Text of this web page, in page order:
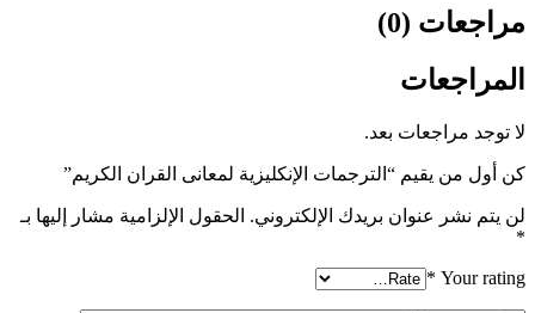
مراجعات (0)
المراجعات
لا توجد مراجعات بعد.
كن أول من يقيم “الترجمات الإنكليزية لمعانى القران الكريم”
لن يتم نشر عنوان بريدك الإلكتروني. الحقول الإلزامية مشار إليها بـ
*
Your rating
*